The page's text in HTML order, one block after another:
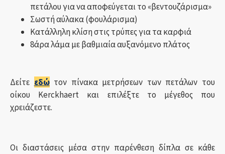
πετάλου για να αποφεύγεται το «βεντουζάρισμα»
Σωστή αύλακα (φουλάρισμα)
Κατάλληλη κλίση στις τρύπες για τα καρφιά
8άρα λάμα με βαθμιαία αυξανόμενο πλάτος
Δείτε εδώτον πίνακα μετρήσεων των πετάλων του
οίκου Kerckhaert και επιλέξτε το μέγεθος που
χρειάζεστε.
Οι διαστάσεις μέσα στην παρένθεση δίπλα σε κάθε